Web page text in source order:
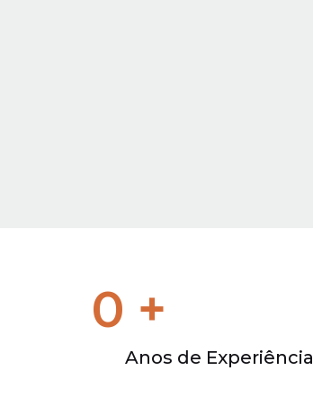
0 +
Anos de Experiência